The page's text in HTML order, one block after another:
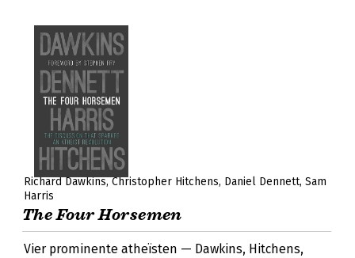
Richard Dawkins Christopher Hitchens Daniel Dennett Sam
Harris
The Four Horsemen
Vier prominente atheïsten — Dawkins, Hitchens,